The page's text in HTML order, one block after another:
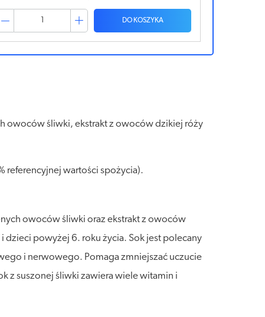
DO KOSZYKA
owoców śliwki, ekstrakt z owoców dzikiej róży
referencyjnej wartości spożycia).
owoców śliwki oraz ekstrakt z owoców
dzieci powyżej 6. roku życia. Sok jest polecany
i nerwowego. Pomaga zmniejszać uczucie
z suszonej śliwki zawiera wiele witamin i